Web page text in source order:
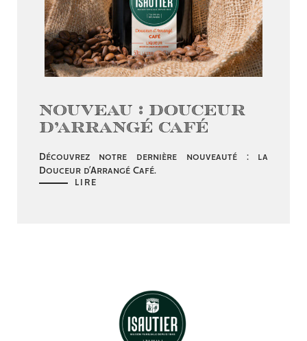
Nouveau : Douceur
d’Arrangé Café
Découvrez notre dernière nouveauté : la
Douceur d’Arrangé Café.
LIRE